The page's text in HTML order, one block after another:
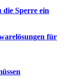
die Sperre ein
für